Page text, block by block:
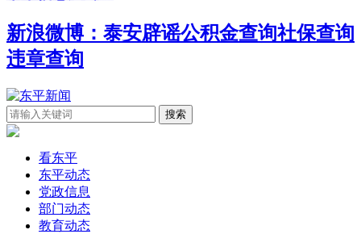
新浪微博：泰安辟谣公积金查询社保查询
违章查询
看东平
东平动态
党政信息
部门动态
教育动态